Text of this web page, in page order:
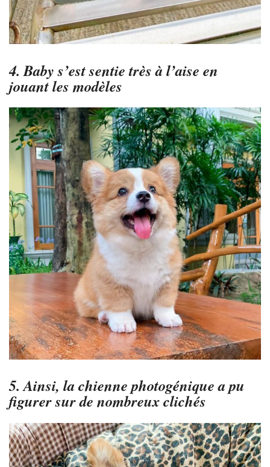
4. Baby s’est sentie très à l’aise en
jouant les modèles
5. Ainsi, la chienne photogénique a pu
figurer sur de nombreux clichés